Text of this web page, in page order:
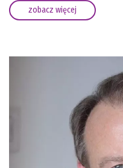
zobacz więcej